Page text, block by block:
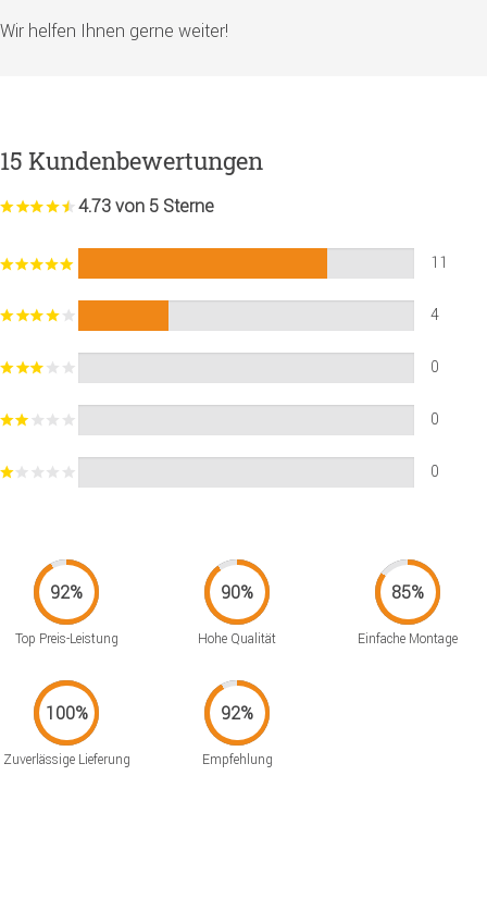
Wir helfen Ihnen gerne weiter!
15 Kundenbewertungen
4.73 von 5 Sterne
11
4
0
0
0
Top Preis-Leistung Hohe Qualität Einfache Montage
Zuverlässige Lieferung Empfehlung